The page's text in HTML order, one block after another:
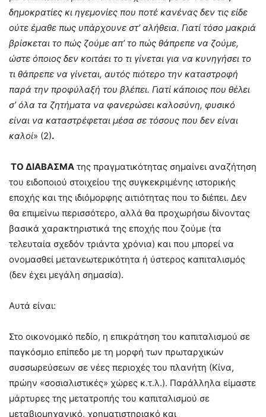
δημοκρατίες κι ηγεμονίες που ποτέ κανένας δεν τις είδε
ούτε έμαθε πως υπάρχουνε στ’ αλήθεια. Γιατί τόσο μακριά
βρίσκεται το πώς ζούμε απ’ το πώς θάπρεπε να ζούμε,
ώστε όποιος δεν κοιτάει το τι γίνεται για να κυνηγήσει το
τι θάπρεπε να γίνεται, αυτός πιότερο την καταστροφή
παρά την προφύλαξή του βλέπει. Γιατί κάποιος που θέλει
σ’ όλα τα ζητήματα να φανερώσει καλοσύνη, φυσικό
είναι να καταστρέφεται μέσα σε τόσους που δεν είναι
καλοί» (2).
ΤΟ ΔΙΑΒΑΣΜΑ της πραγματικότητας σημαίνει αναζήτηση
του ειδοποιού στοιχείου της συγκεκριμένης ιστορικής
εποχής και της ιδιόμορφης αιτιότητας που το διέπει. Δεν
θα επιμείνω περισσότερο, αλλά θα προχωρήσω δίνοντας
βασικά χαρακτηριστικά της εποχής που ζούμε (τα
τελευταία σχεδόν τριάντα χρόνια) και που μπορεί να
ονομασθεί μετανεωτερικότητα ή ύστερος καπιταλισμός
(δεν έχει μεγάλη σημασία).
Αυτά είναι:
Στο οικονομικό πεδίο, η επικράτηση του καπιταλισμού σε
παγκόσμιο επίπεδο με τη μορφή των πρωταρχικών
συσσωρεύσεων σε νέες περιοχές του πλανήτη (Κίνα,
πρώην «σοσιαλιστικές» χώρες κ.τ.λ.). Παράλληλα είμαστε
μάρτυρες της μετατροπής του καπιταλισμού σε
μεταβιομηχανικό, χρηματιστηριακό και